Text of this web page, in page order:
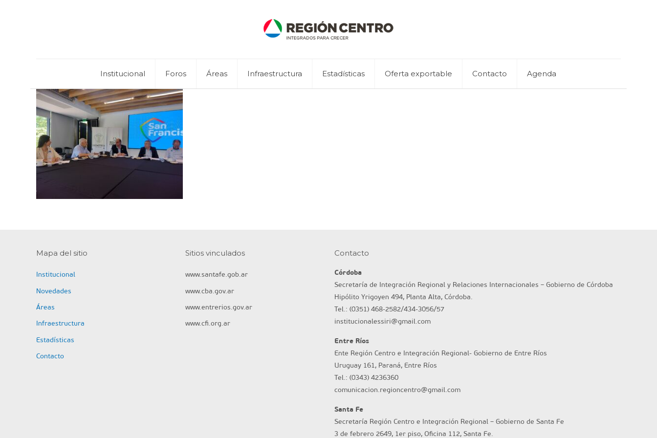
Institucional Foros Áreas Infraestructura Estadísticas Oferta exportable Contacto Agenda
Mapa del sitio
Institucional
Novedades
Áreas
Infraestructura
Estadísticas
Contacto
Sitios vinculados
www.santafe.gob.ar
www.cba.gov.ar
www.entrerios.gov.ar
www.cfi.org.ar
Contacto
Córdoba
Secretaría de Integración Regional y Relaciones Internacionales – Gobierno de Córdoba
Hipólito Yrigoyen 494, Planta Alta, Córdoba.
Tel.: (0351) 468-2582/434-3056/57
institucionalessiri@gmail.com
Entre Ríos
Ente Región Centro e Integración Regional- Gobierno de Entre Ríos
Uruguay 161, Paraná, Entre Ríos
Tel.: (0343) 4236360
comunicacion.regioncentro@gmail.com
Santa Fe
Secretaría Región Centro e Integración Regional – Gobierno de Santa Fe
3 de febrero 2649, 1er piso, Oficina 112, Santa Fe.